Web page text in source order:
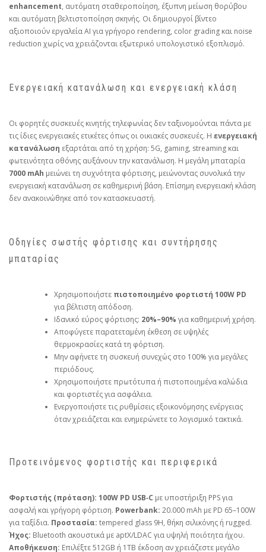
enhancement, αυτόματη σταθεροποίηση, έξυπνη μείωση θορύβου
και αυτόματη βελτιστοποίηση σκηνής. Οι δημιουργοί βίντεο
αξιοποιούν εργαλεία AI για γρήγορο rendering, color grading και noise
reduction χωρίς να χρειάζονται εξωτερικό υπολογιστικό εξοπλισμό.
Ενεργειακή κατανάλωση και ενεργειακή κλάση
Οι φορητές συσκευές κινητής τηλεφωνίας δεν ταξινομούνται πάντα με
τις ίδιες ενεργειακές ετικέτες όπως οι οικιακές συσκευές. Η ενεργειακή
κατανάλωση εξαρτάται από τη χρήση: 5G, gaming, streaming και
φωτεινότητα οθόνης αυξάνουν την κατανάλωση. Η μεγάλη μπαταρία
7000 mAh μειώνει τη συχνότητα φόρτισης, μειώνοντας συνολικά την
ενεργειακή κατανάλωση σε καθημερινή βάση. Επίσημη ενεργειακή κλάση
δεν ανακοινώθηκε από τον κατασκευαστή.
Οδηγίες σωστής φόρτισης και συντήρησης
μπαταρίας
Χρησιμοποιήστε πιστοποιημένο φορτιστή 100W PD
για βέλτιστη απόδοση.
Ιδανικό εύρος φόρτισης: 20%–90% για καθημερινή χρήση.
Αποφύγετε παρατεταμένη έκθεση σε υψηλές
θερμοκρασίες κατά τη φόρτιση.
Μην αφήνετε τη συσκευή συνεχώς στο 100% για μεγάλες
περιόδους.
Χρησιμοποιήστε πρωτότυπα ή πιστοποιημένα καλώδια
και φορτιστές για ασφάλεια.
Ενεργοποιήστε τις ρυθμίσεις εξοικονόμησης ενέργειας
όταν χρειάζεται και ενημερώνετε το λογισμικό τακτικά.
Προτεινόμενος φορτιστής και περιφερικά
Φορτιστής (πρόταση): 100W PD USB‑C με υποστήριξη PPS για
ασφαλή και γρήγορη φόρτιση. Powerbank: 20.000 mAh με PD 65–100W
για ταξίδια. Προστασία: tempered glass 9H, θήκη σιλικόνης ή rugged.
Ήχος: Bluetooth ακουστικά με aptX/LDAC για υψηλή ποιότητα ήχου.
Αποθήκευση: Επιλέξτε 512GB ή 1TB έκδοση αν χρειάζεστε μεγάλο